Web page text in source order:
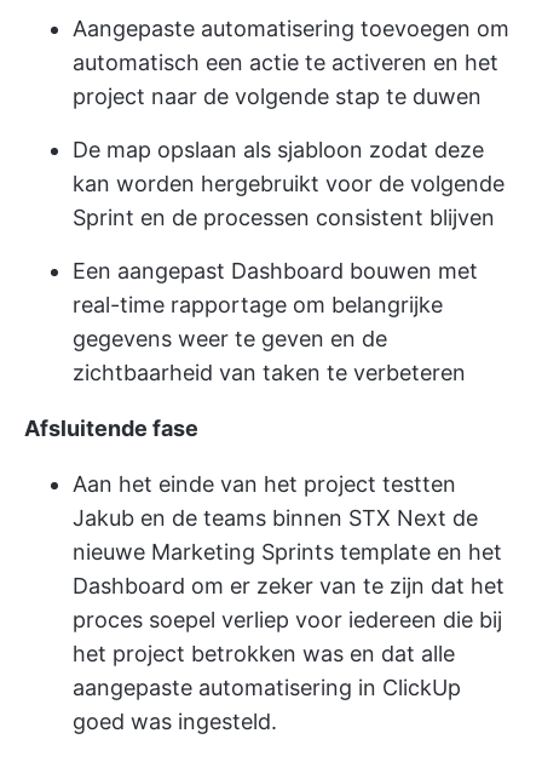
Aangepaste automatisering toevoegen om
automatisch een actie te activeren en het
project naar de volgende stap te duwen
De map opslaan als sjabloon zodat deze
kan worden hergebruikt voor de volgende
Sprint en de processen consistent blijven
Een aangepast Dashboard bouwen met
real-time rapportage om belangrijke
gegevens weer te geven en de
zichtbaarheid van taken te verbeteren
Afsluitende fase
Aan het einde van het project testten
Jakub en de teams binnen STX Next de
nieuwe Marketing Sprints template en het
Dashboard om er zeker van te zijn dat het
proces soepel verliep voor iedereen die bij
het project betrokken was en dat alle
aangepaste automatisering in ClickUp
goed was ingesteld.